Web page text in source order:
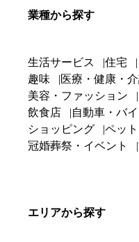
業種から探す
生活サービス 住宅
趣味
医療・健康・
美容・ファッション
飲食店
自動車・バ
ショッピング
ペット
冠婚葬祭・イベント
エリアから探す